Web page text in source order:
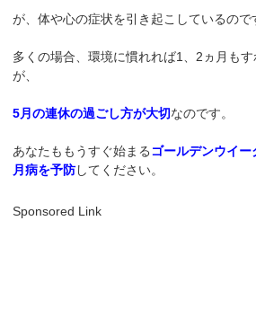
が、体や心の症状を引き起こしているので
多くの場合、環境に慣れれば1、2ヵ月も
が、
5月の連休の過ごし方が大切なのです。
あなたももうすぐ始まる ゴールデンウイ
月病を予防してください。
Sponsored Link